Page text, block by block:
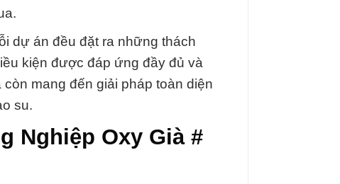
dự án đều đặt ra những thách
kiện được đáp ứng đầy đủ và
mang đến giải pháp toàn diện
su.
Nghiệp Oxy Già #